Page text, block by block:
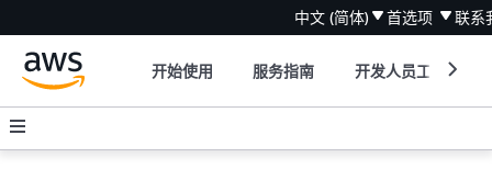
中文 (简体) 首选项 联系
开始使用 服务指南 开发人员工具